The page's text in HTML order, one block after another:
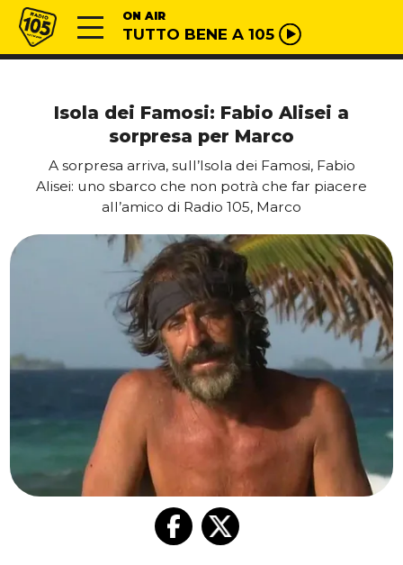
Vai al contenuto
Radio 105 ON AIR
TUTTO BENE A 105
Isola dei Famosi: Fabio Alisei a
sorpresa per Marco
A sorpresa arriva, sull’Isola dei Famosi, Fabio
Alisei: uno sbarco che non potrà che far piacere
all’amico di Radio 105, Marco